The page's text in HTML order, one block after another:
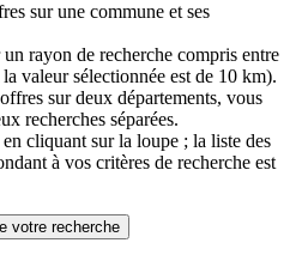
sur une commune et ses
rayon de recherche compris entre
valeur sélectionnée est de 10 km).
sur deux départements, vous
recherches séparées.
cliquant sur la loupe ; la liste des
à vos critères de recherche est
votre recherche